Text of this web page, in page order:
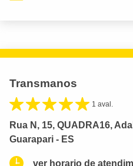
Transmanos
1 aval.
Rua N, 15, QUADRA16,
Guarapari - ES
ver horario de